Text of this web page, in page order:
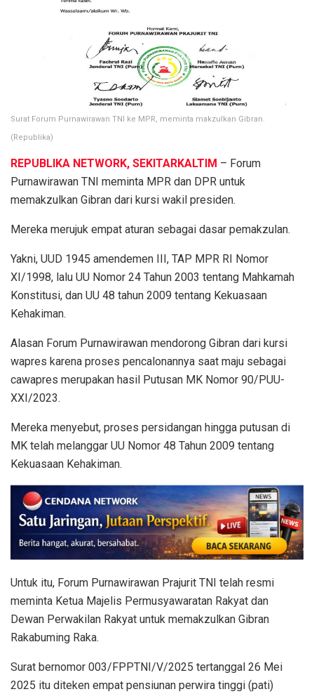
Surat Forum Purnawirawan TNI ke MPR, meminta makzulkan Gibran.
(Republika)
REPUBLIKA NETWORK, SEKITARKALTIM – Forum
Purnawirawan TNI meminta MPR dan DPR untuk
memakzulkan Gibran dari kursi wakil presiden.
Mereka merujuk empat aturan sebagai dasar pemakzulan.
Yakni, UUD 1945 amendemen III, TAP MPR RI Nomor
XI/1998, lalu UU Nomor 24 Tahun 2003 tentang Mahkamah
Konstitusi, dan UU 48 tahun 2009 tentang Kekuasaan
Kehakiman.
Alasan Forum Purnawirawan mendorong Gibran dari kursi
wapres karena proses pencalonannya saat maju sebagai
cawapres merupakan hasil Putusan MK Nomor 90/PUU-
XXI/2023.
Mereka menyebut, proses persidangan hingga putusan di
MK telah melanggar UU Nomor 48 Tahun 2009 tentang
Kekuasaan Kehakiman.
Untuk itu, Forum Purnawirawan Prajurit TNI telah resmi
meminta Ketua Majelis Permusyawaratan Rakyat dan
Dewan Perwakilan Rakyat untuk memakzulkan Gibran
Rakabuming Raka.
Surat bernomor 003/FPPTNI/V/2025 tertanggal 26 Mei
2025 itu diteken empat pensiunan perwira tinggi (pati)